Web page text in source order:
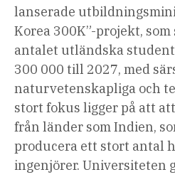
lanserade
Korea 300K”-projekt,
antalet utländska
300 000 till 2027, med
naturvetenskapliga och
stort fokus ligger på att
från länder som Indien,
producera ett stort antal
ingenjörer. Universiteten